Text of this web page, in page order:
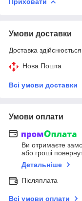
Умови доставки
Доставка
Нова Пошта
Всі умови доставки
Умови оплати
Ви отримаєте
або гроші
Детальніше
Післяплата
Всі умови оплати